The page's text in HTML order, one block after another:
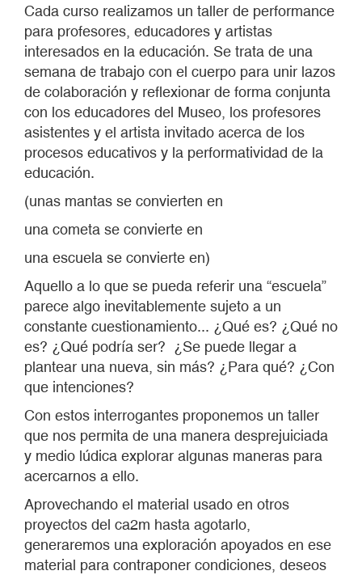
Cada curso realizamos un taller de performance
para profesores, educadores y artistas
interesados en la educación. Se trata de una
semana de trabajo con el cuerpo para unir lazos
de colaboración y reflexionar de forma conjunta
con los educadores del Museo, los profesores
asistentes y el artista invitado acerca de los
procesos educativos y la performatividad de la
educación.
(unas mantas se convierten en
una cometa se convierte en
una escuela se convierte en)
Aquello a lo que se pueda referir una “escuela”
parece algo inevitablemente sujeto a un
constante cuestionamiento... ¿Qué es? ¿Qué no
es? ¿Qué podría ser? ¿Se puede llegar a
plantear una nueva, sin más? ¿Para qué? ¿Con
que intenciones?
Con estos interrogantes proponemos un taller
que nos permita de una manera desprejuiciada
y medio lúdica explorar algunas maneras para
acercarnos a ello.
Aprovechando el material usado en otros
proyectos del ca2m hasta agotarlo,
generaremos una exploración apoyados en ese
material para contraponer condiciones, deseos